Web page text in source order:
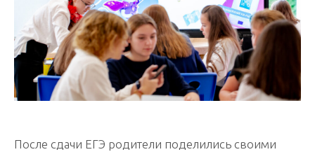
После сдачи ЕГЭ родители поделились своими